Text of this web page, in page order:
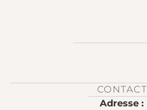
CONTACT
Adresse :